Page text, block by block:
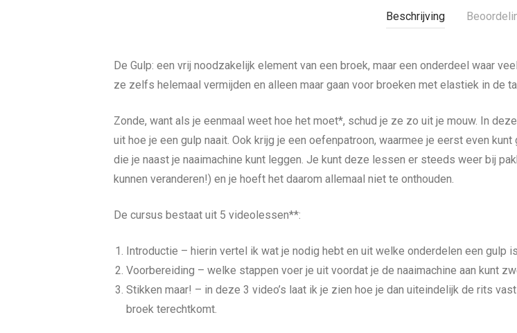
Beschrijving
De Gulp: een vrij noodzakelijk element van een broek, maar een onderdeel waar
ze zelfs helemaal vermijden en alleen maar gaan voor broeken met elastiek in de
Zonde, want als je eenmaal weet hoe het moet*, schud je ze zo uit je mouw. In
uit hoe je een gulp naait. Ook krijg je een oefenpatroon, waarmee je eerst even
die je naast je naaimachine kunt leggen. Je kunt deze lessen er steeds weer bij
kunnen veranderen!) en je hoeft het daarom allemaal niet te onthouden.
De cursus bestaat uit 5 videolessen**:
Introductie – hierin vertel ik wat je nodig hebt en uit welke onderdelen een gulp
Voorbereiding – welke stappen voer je uit voordat je de naaimachine aan kunt
Stikken maar! – in deze 3 video’s laat ik je zien hoe je dan uiteindelijk de rits
broek terechtkomt.